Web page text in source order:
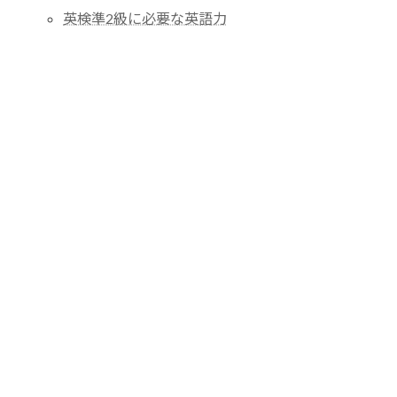
英検準2級に必要な英語力